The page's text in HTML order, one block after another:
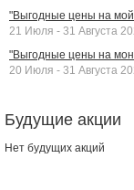
"Выгодные цены на
21 Июля - 31 Августа
"Выгодные цены на
20 Июля - 31 Августа
Будущие акции
Нет будущих акций